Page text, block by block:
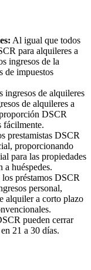
Al igual que todos
para alquileres a
ingresos de la
de impuestos
ingresos de alquileres
de alquileres a
DSCR
fácilmente.
prestamistas DSCR
proporcionando
para las propiedades
huéspedes.
préstamos DSCR
personal,
alquiler a corto plazo
pueden cerrar
21 a 30 días.